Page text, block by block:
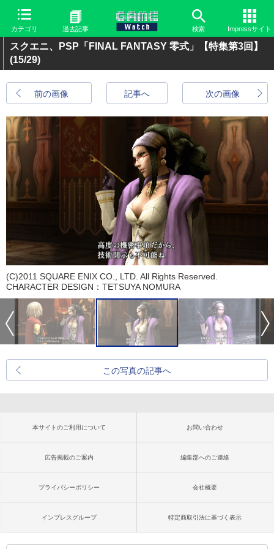
カテゴリ 過去記事 検索 Impressサイト
スクエニ、PSP「FINAL FANTASY 零式」【特集第3回】
(15/29)
前の画像 次の画像
記事へ
(C)2011 SQUARE ENIX CO., LTD. All Rights Reserved.
CHARACTER DESIGN：TETSUYA NOMURA
この写真の記事へ
本サイトのご利用について お問い合わせ
広告掲載のご案内 編集部へのご連絡
プライバシーポリシー 会社概要
インプレスグループ 特定商取引法に基づく表示